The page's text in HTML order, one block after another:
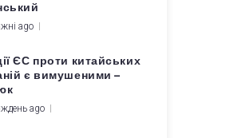
ago
ЄС проти китайських
є вимушеними –
ago